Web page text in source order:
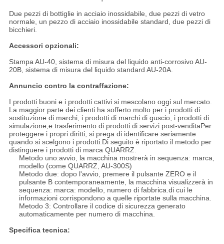
Due pezzi di bottiglie in acciaio inossidabile, due pezzi di vetro
normale, un pezzo di acciaio inossidabile standard, due pezzi di
bicchieri.
Accessori opzionali:
Stampa AU-40, sistema di misura del liquido anti-corrosivo AU-
20B, sistema di misura del liquido standard AU-20A.
Annuncio contro la contraffazione:
I prodotti buoni e i prodotti cattivi si mescolano oggi sul mercato.
La maggior parte dei clienti ha sofferto molto per i prodotti di
sostituzione di marchi, i prodotti di marchi di guscio, i prodotti di
simulazione,e trasferimento di prodotti di servizi post-venditaPer
proteggere i propri diritti, si prega di identificare seriamente
quando si scelgono i prodotti.Di seguito è riportato il metodo per
distinguere i prodotti di marca QUARRZ.
Metodo uno:avvio, la macchina mostrerà in sequenza: marca,
modello (come QUARRZ, AU-300S)
Metodo due: dopo l'avvio, premere il pulsante ZERO e il
pulsante B contemporaneamente, la macchina visualizzerà in
sequenza: marca: modello, numero di fabbrica.di cui le
informazioni corrispondono a quelle riportate sulla macchina.
Metodo 3: Controllare il codice di sicurezza generato
automaticamente per numero di macchina.
Specifica tecnica: